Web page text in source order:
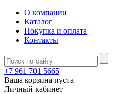
О компании
Каталог
Покупка и оплата
Контакты
+7 961 701 5665
Ваша корзина пуста
Личный кабинет